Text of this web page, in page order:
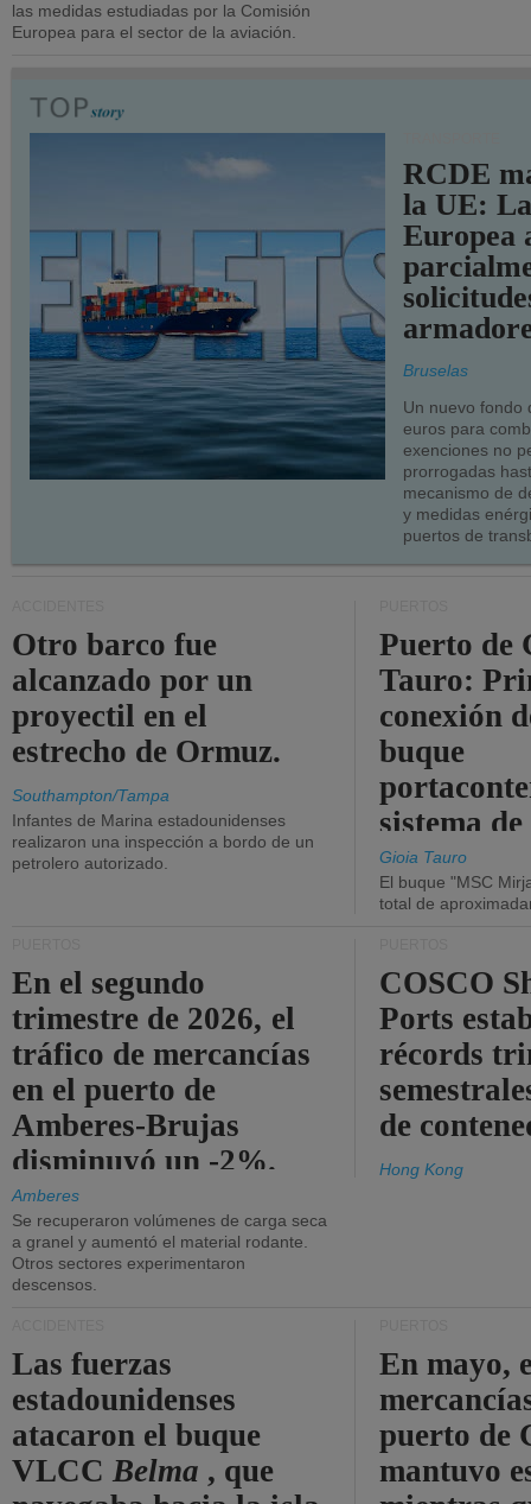
las medidas estudiadas por la Comisión
Europea para el sector de la aviación.
RCDE
la UE:
Europea
Bruselas
Un nuevo fondo
euros para
exenciones no
prorrogadas
mecanismo de
y medidas
puertos de
Otro barco fue
alcanzado por un
proyectil en el
estrecho de Ormuz.
Southampton/Tampa
Infantes de Marina estadounidenses
realizaron una inspección a bordo de un
petrolero autorizado.
Puerto de
Tauro:
conexión
buque
sistema
la red
Gioia Tauro
El buque "MSC
total de
En el segundo
trimestre de 2026, el
tráfico de mercancías
en el puerto de
Amberes-Brujas
disminuyó un -2%.
Amberes
Se recuperaron volúmenes de carga seca
a granel y aumentó el material rodante.
Otros sectores experimentaron
descensos.
COSCO
Ports
récords
de
Hong Kong
Las fuerzas
estadounidenses
atacaron el buque
VLCCBelma , que
En mayo,
puerto de
mantuvo